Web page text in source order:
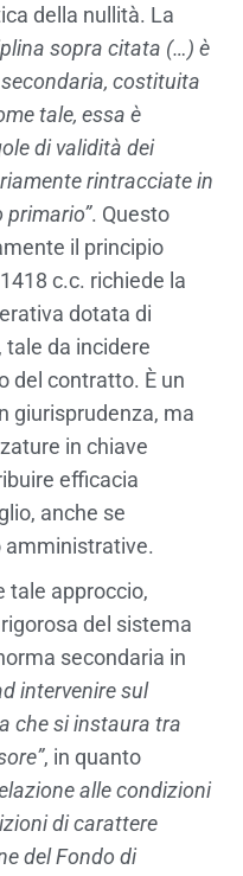
della nullità. La
sopra citata (…) è
costituita
tale, essa è
di validità dei
rintracciate in
. Questo
il principio
c.c. richiede la
dotata di
da incidere
del contratto. È un
giurisprudenza, ma
in chiave
efficacia
anche se
tale approccio,
del sistema
secondaria in
intervenire sul
che si instaura tra
, in quanto
alle condizioni
di carattere
del Fondo di